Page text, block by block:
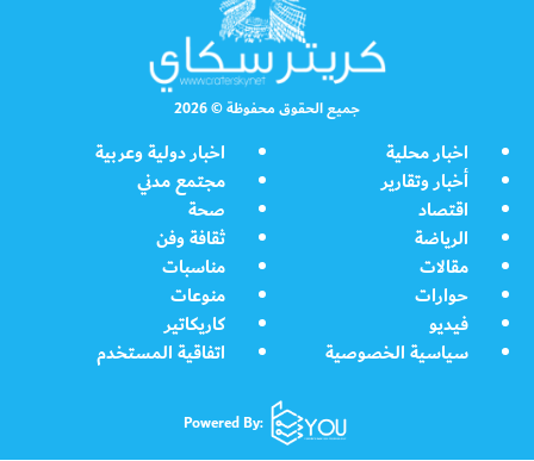
جميع الحقوق محفوظة © 2026
اخبار محلية
اخبار دولية وعربية
أخبار وتقارير
مجتمع مدني
اقتصاد
صحة
الرياضة
ثقافة وفن
مقالات
مناسبات
حوارات
منوعات
فيديو
كاريكاتير
سياسية الخصوصية
اتفاقية المستخدم
Powered By: